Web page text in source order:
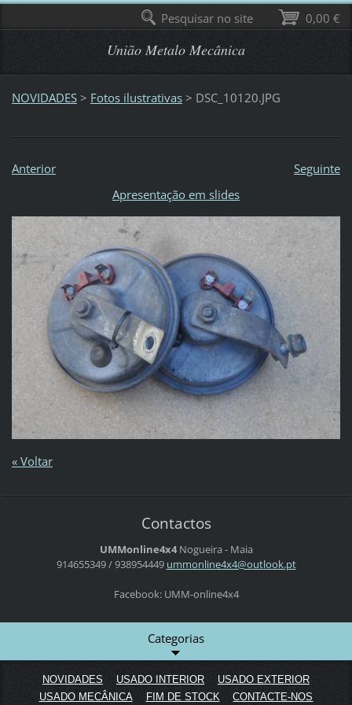
União Metalo Mecânica
NOVIDADES > Fotos ilustrativas > DSC_10120.JPG
Anterior
Seguinte
Apresentação em slides
« Voltar
Contactos
UMMonline4x4 Nogueira - Maia
914655349 / 938954449 ummonline4x4@outlook.pt
Facebook: UMM-online4x4
Categorias
NOVIDADES USADO INTERIOR
USADO EXTERIOR
USADO MECÂNICA
FIM DE STOCK CONTACTE-NOS
0,00 €
Pesquisar no site